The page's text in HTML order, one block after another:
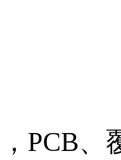
PCB、